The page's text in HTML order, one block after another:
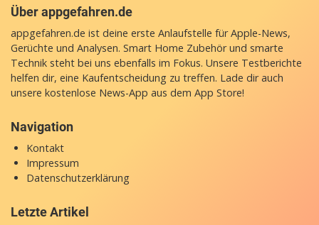
Über appgefahren.de
appgefahren.de ist deine erste Anlaufstelle für Apple-News,
Gerüchte und Analysen. Smart Home Zubehör und smarte
Technik steht bei uns ebenfalls im Fokus. Unsere Testberichte
helfen dir, eine Kaufentscheidung zu treffen. Lade dir auch
unsere kostenlose News-App aus dem App Store!
Navigation
Kontakt
Impressum
Datenschutzerklärung
Letzte Artikel